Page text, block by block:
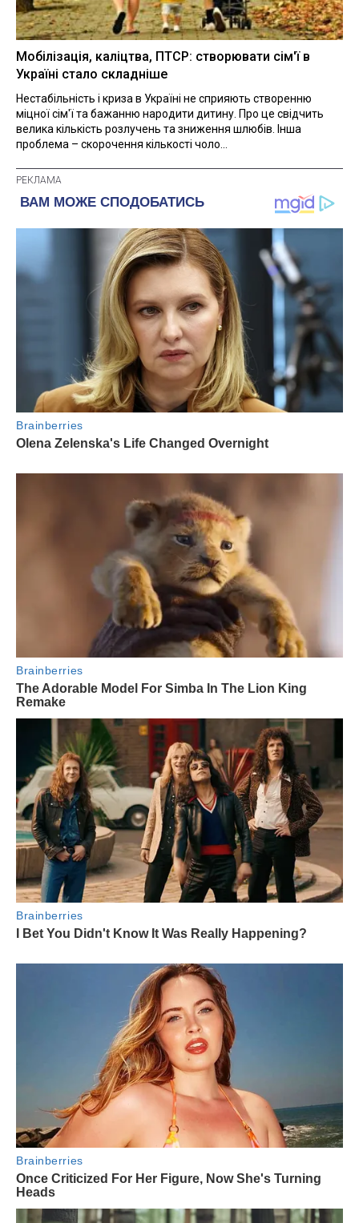
Мобілізація, каліцтва, ПТСР: створювати сім'ї в
Україні стало складніше
Нестабільність і криза в Україні не сприяють створенню
міцної сім'ї та бажанню народити дитину. Про це свідчить
велика кількість розлучень та зниження шлюбів. Інша
проблема – скорочення кількості чоло...